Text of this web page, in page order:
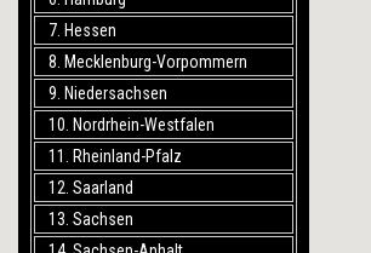
7. Hessen
8. Mecklenburg-Vorpommern
9. Niedersachsen
10. Nordrhein-Westfalen
11. Rheinland-Pfalz
12. Saarland
13. Sachsen